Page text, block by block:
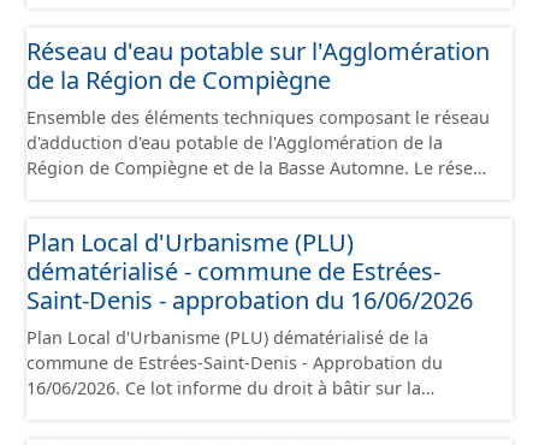
juridique.
Réseau d'eau potable sur l'Agglomération
de la Région de Compiègne
Ensemble des éléments techniques composant le réseau
d'adduction d'eau potable de l'Agglomération de la
Région de Compiègne et de la Basse Automne. Le réseau
opercule, plaque pleine, té, réduction, ventouse ...).
Plan Local d'Urbanisme (PLU)
dématérialisé - commune de Estrées-
Saint-Denis - approbation du 16/06/2026
Plan Local d'Urbanisme (PLU) dématérialisé de la
commune de Estrées-Saint-Denis - Approbation du
16/06/2026. Ce lot informe du droit à bâtir sur la